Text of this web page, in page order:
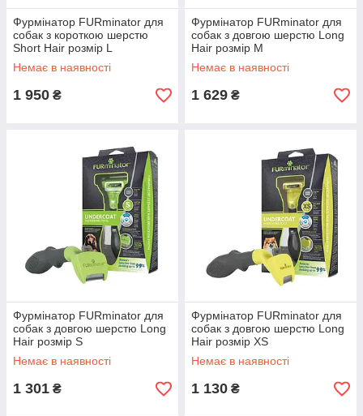
Фурмінатор FURminator для
собак з короткою шерстю
Short Hair розмір L
Немає в наявності
1 950 ₴
Фурмінатор FURminator для
собак з довгою шерстю Long
Hair розмір M
Немає в наявності
1 629 ₴
Фурмінатор FURminator для
собак з довгою шерстю Long
Hair розмір S
Немає в наявності
1 301 ₴
Фурмінатор FURminator для
собак з довгою шерстю Long
Hair розмір XS
Немає в наявності
1 130 ₴